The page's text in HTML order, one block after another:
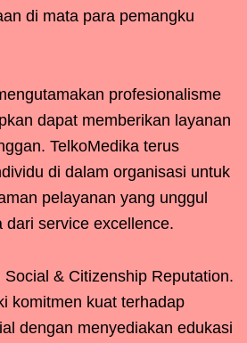
di mata para pemangku
profesionalisme
dapat memberikan layanan
TelkoMedika terus
di dalam organisasi untuk
pelayanan yang unggul
dari service excellence.
& Citizenship Reputation.
komitmen kuat terhadap
dengan menyediakan edukasi